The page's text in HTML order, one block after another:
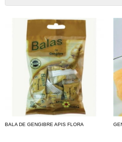
BALA DE GENGIBRE APIS FLORA